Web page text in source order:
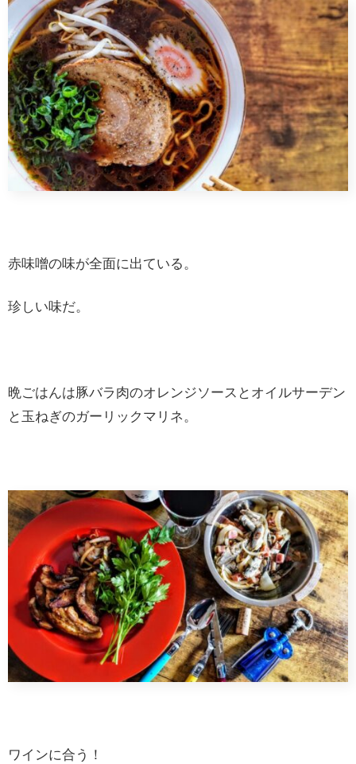
赤味噌の味が全面に出ている。
珍しい味だ。
晩ごはんは豚バラ肉のオレンジソースとオイルサーデン
と玉ねぎのガーリックマリネ。
ワインに合う！